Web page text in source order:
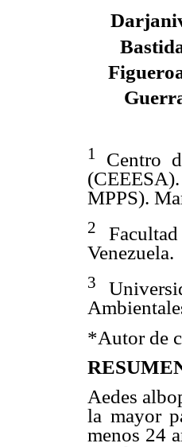
1
Centro
MPPS).
2
Venezuela.
3
*Autor de
Aedes
la mayor
menos 24